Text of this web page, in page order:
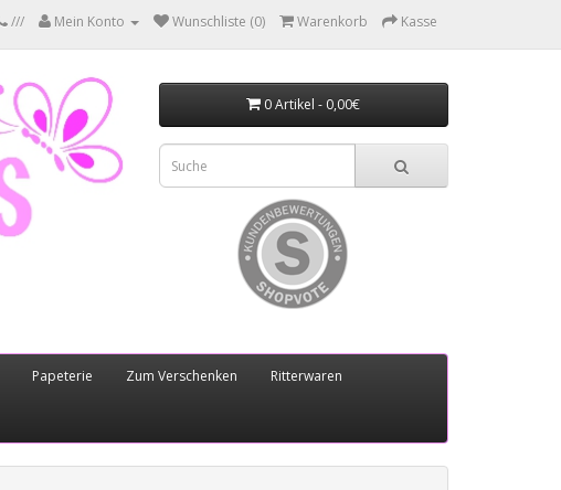
/// Mein Konto Wunschliste (0) Warenkorb Kasse
0 Artikel - 0,00€
Papeterie Zum Verschenken Ritterwaren